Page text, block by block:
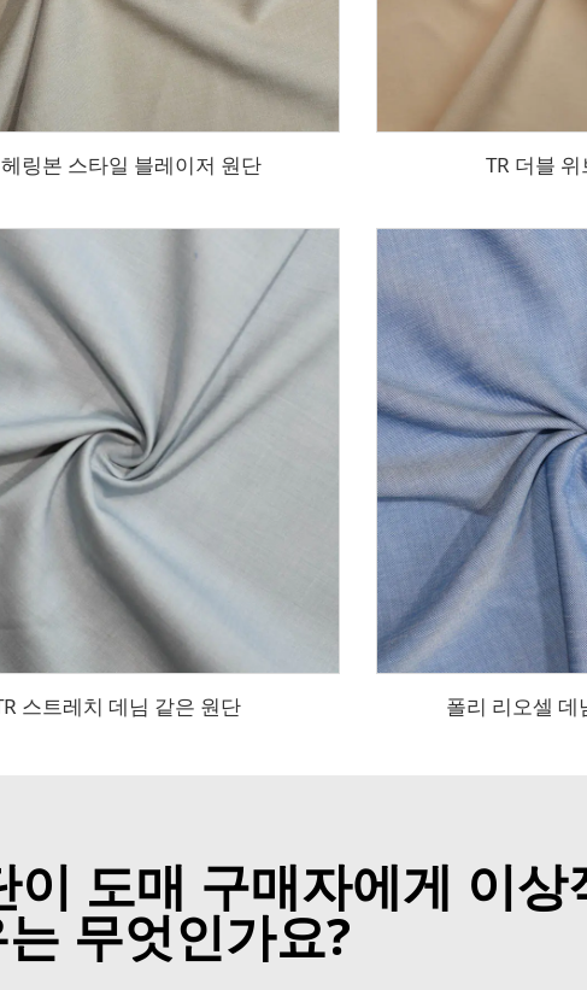
링본 스타일 블레이저 원단 TR 더블
스트레치 데님 같은 원단 폴리 리오셀
도매 구매자에게 이상
무엇인가요?